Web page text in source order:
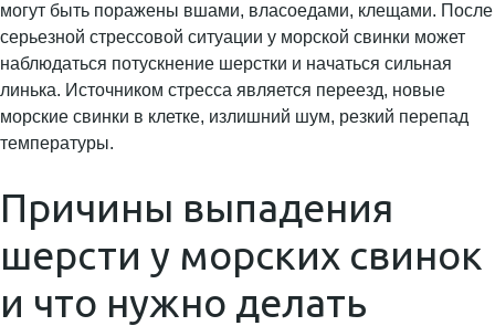
могут быть поражены вшами, власоедами, клещами. После
серьезной стрессовой ситуации у морской свинки может
наблюдаться потускнение шерстки и начаться сильная
линька. Источником стресса является переезд, новые
морские свинки в клетке, излишний шум, резкий перепад
температуры.
Причины выпадения
шерсти у морских свинок
и что нужно делать